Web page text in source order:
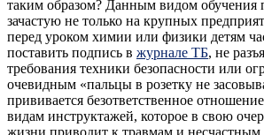
таким образом? Данным видом обучения
зачастую не только на крупных
перед уроком химии или физики детям
поставить подпись в журнале ТБ, не
требования техники безопасности или
очевидным «пальцы в розетку не
прививается безответственное
видам инструктажей, которое в свою
жизни приводит к травмам и несчастным